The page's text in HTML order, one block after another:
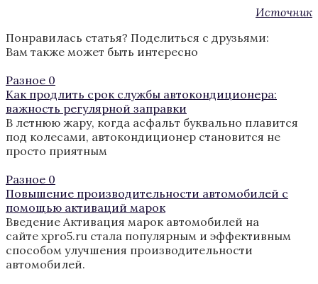
Источник
Понравилась статья? Поделиться с друзьями:
Вам также может быть интересно
Разное 0
Как продлить срок службы автокондиционера:
важность регулярной заправки
В летнюю жару, когда асфальт буквально плавится
под колесами, автокондиционер становится не
просто приятным
Разное 0
Повышение производительности автомобилей с
помощью активаций марок
Введение Активация марок автомобилей на
сайте xpro5.ru стала популярным и эффективным
способом улучшения производительности
автомобилей.